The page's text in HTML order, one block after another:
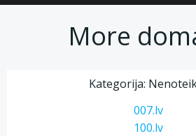
More
Kategorija:
007.lv
100.lv